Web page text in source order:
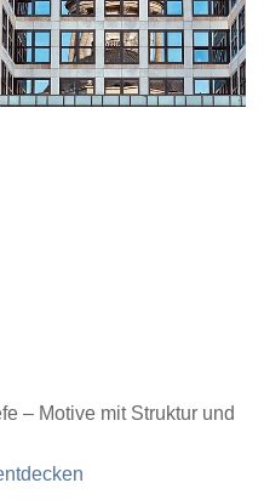
– Motive mit Struktur und